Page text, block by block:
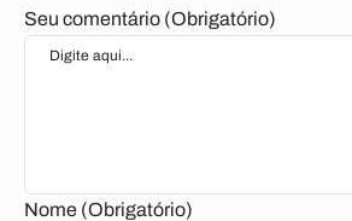
Seu comentário (Obrigatório)
Nome (Obrigatório)